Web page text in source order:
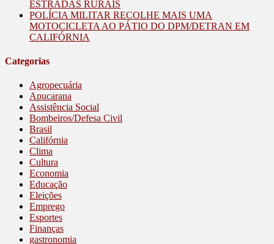
ESTRADAS RURAIS
POLÍCIA MILITAR RECOLHE MAIS UMA
MOTOCICLETA AO PÁTIO DO DPM/DETRAN EM
CALIFÓRNIA
Categorias
Agropecuária
Apucarana
Assistência Social
Bombeiros/Defesa Civil
Brasil
Califórnia
Clima
Cultura
Economia
Educação
Eleições
Emprego
Esportes
Finanças
gastronomia